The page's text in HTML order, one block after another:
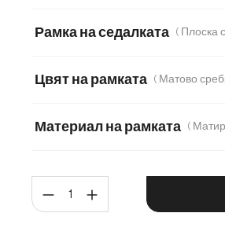
Мек текстилен плат с текстура
Рамка на седалката
Цвят на рамката
Материал на рамката
Графитена неръждаема
Количество